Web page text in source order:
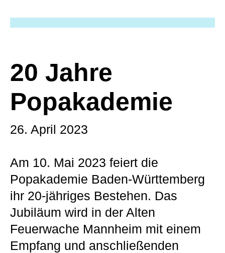
20 Jahre
Popakademie
26. April 2023
Am 10. Mai 2023 feiert die
Popakademie Baden-Württemberg
ihr 20-jähriges Bestehen. Das
Jubiläum wird in der Alten
Feuerwache Mannheim mit einem
Empfang und anschließenden